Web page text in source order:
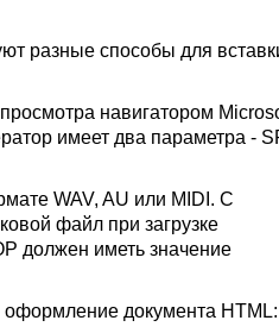
разные способы для
навигатором
имеет два параметра -
WAV, AU или MIDI. С
файл при загрузке
должен иметь значение
документа HTML: